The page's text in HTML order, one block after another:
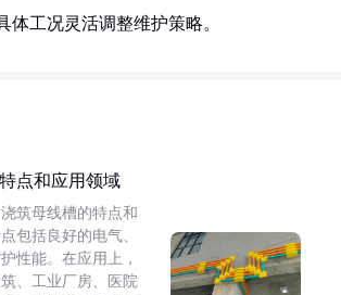
体工况灵活调整维护策略。
点和应用领域
筑母线槽的特点和
包括良好的电气、
性能。在应用上，
、工业厂房、医院